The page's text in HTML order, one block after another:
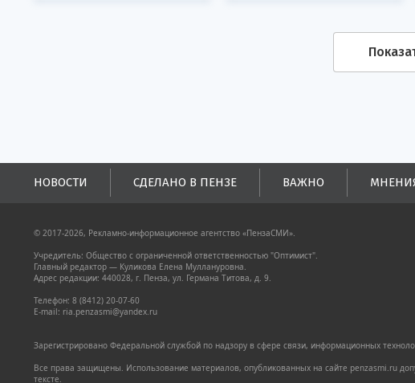
НОВОСТИ СДЕЛАНО В ПЕНЗЕ ВАЖНО
© 2017-2026, Рекламно-информационное агентство «ПензаСМИ».
Учредитель: Общество с ограниченной ответственностью "Оптимист".
Главный редактор — Куликова Елена Муллануровна.
Адрес редакции: 440028, г. Пенза, ул. Германа Титова, д. 9.
Телефон: 8 (8412) 20-07-60
E-mail: ria.penzasmi@yandex.ru
Зарегистрировано Федеральной службой по надзору в сфере связи, информационных
Все права защищены. Использование материалов, опубликованных на сайте penzasmi.ru
тексте.